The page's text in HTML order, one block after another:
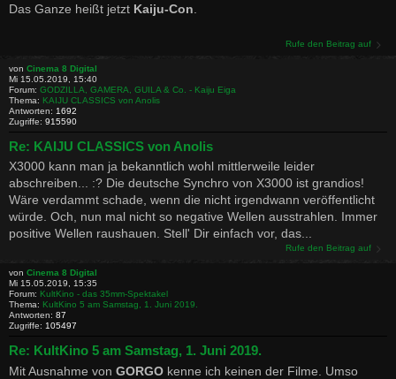
Das Ganze heißt jetzt Kaiju-Con
Rufe den Beitrag auf
von Cinema 8 Digital
Mi 15.05.2019, 15:40
Forum: GODZILLA, GAMERA, GUILA & Co. - Kaiju Eiga
Thema: KAIJU CLASSICS von Anolis
Antworten: 1692
Zugriffe: 915590
Re: KAIJU CLASSICS von Anolis
X3000 kann man ja bekanntlich wohl mittlerweile leider
abschreiben... :? Die deutsche Synchro von X3000 ist grandios!
Wäre verdammt schade, wenn die nicht irgendwann veröffentlicht
würde. Och, nun mal nicht so negative Wellen ausstrahlen. Immer
positive Wellen raushauen. Stell' Dir einfach vor, das...
Rufe den Beitrag auf
von Cinema 8 Digital
Mi 15.05.2019, 15:35
Forum: KultKino - das 35mm-Spektakel
Thema: KultKino 5 am Samstag, 1. Juni 2019.
Antworten: 87
Zugriffe: 105497
Re: KultKino 5 am Samstag, 1. Juni 2019.
Mit Ausnahme von GORGO kenne ich keinen der Filme. Umso